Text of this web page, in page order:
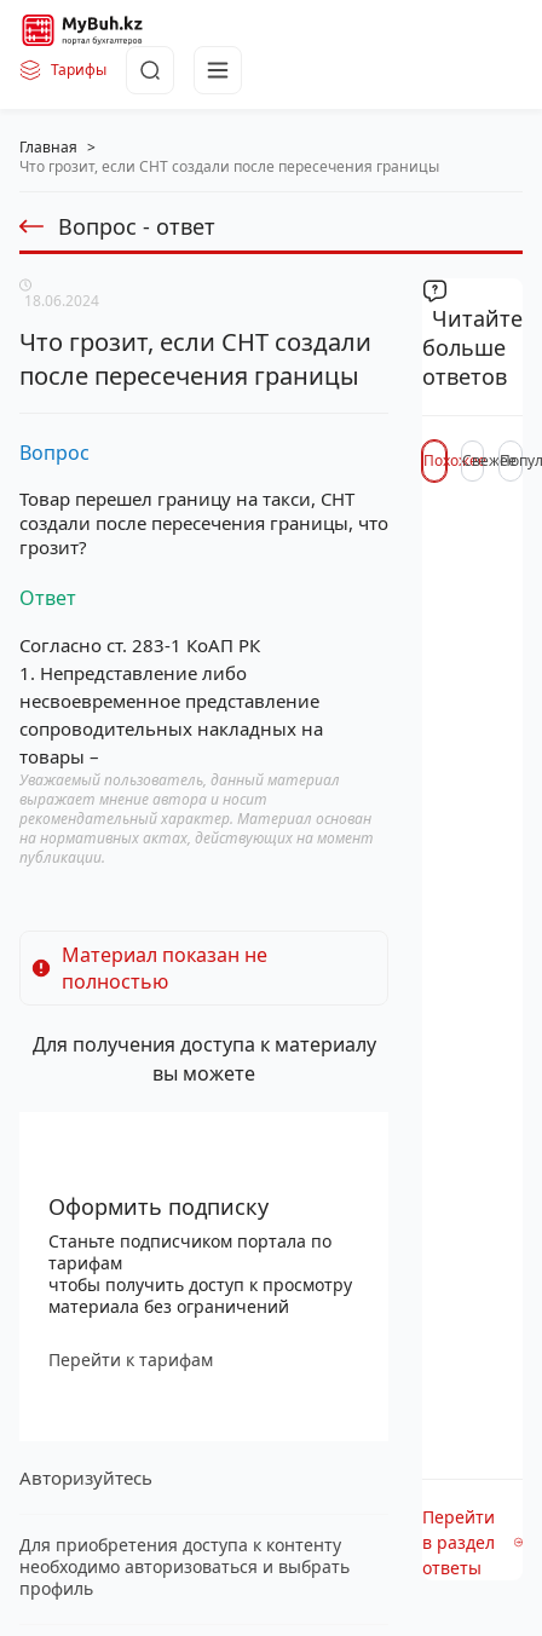
Тарифы
Главная >
Что грозит, если СНТ создали после пересечения границы
Вопрос - ответ
18.06.2024
Что грозит, если СНТ создали
после пересечения границы
Вопрос
Товар перешел границу на такси, СНТ
создали после пересечения границы, что
грозит?
Ответ
Согласно ст. 283-1 КоАП РК
1. Непредставление либо
несвоевременное представление
сопроводительных накладных на
товары –
Уважаемый пользователь, данный материал
выражает мнение автора и носит
рекомендательный характер. Материал основан
на нормативных актах, действующих на момент
публикации.
Материал показан не
полностью
Для получения доступа к материалу
вы можете
Оформить подписку
Станьте подписчиком портала по
тарифам
чтобы получить доступ к просмотру
материала без ограничений
Перейти к тарифам
Авторизуйтесь
Для приобретения доступа к контенту
необходимо авторизоваться и выбрать
профиль
Читайте
больше
ответов
ПохожееСвежее
Перейти
в раздел
ответы